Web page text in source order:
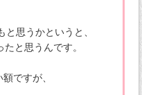
思うかというと、
と思うんです。
ですが、